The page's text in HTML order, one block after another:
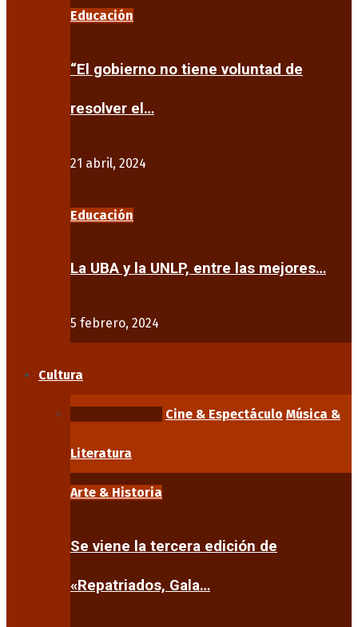
Educación
“El gobierno no tiene voluntad de
resolver el…
21 abril, 2024
Educación
La UBA y la UNLP, entre las mejores…
5 febrero, 2024
Cultura
Cine & Espectáculo Música &
Literatura
Arte & Historia
Se viene la tercera edición de
«Repatriados, Gala…